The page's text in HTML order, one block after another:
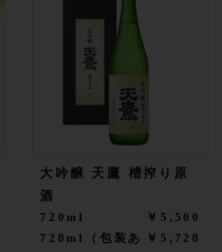
大吟醸 天鷹 槽搾り原
酒
720ml
￥5,500
720ml（包装あ
￥5,720